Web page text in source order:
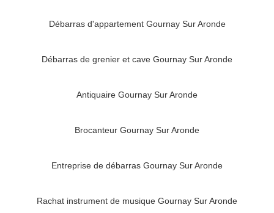
Débarras d'appartement Gournay Sur Aronde
Débarras de grenier et cave Gournay Sur Aronde
Antiquaire Gournay Sur Aronde
Brocanteur Gournay Sur Aronde
Entreprise de débarras Gournay Sur Aronde
Rachat instrument de musique Gournay Sur Aronde